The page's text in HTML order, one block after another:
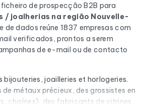
de prospecção B2B para
/ joalherias na região Nouvelle-
de dados reúne 1837 empresas com
verificados, prontos a serem
de e-mail ou de contacto
bijouteries, joailleries et horlogeries.
de métaux précieux, des grossistes en
chaînes), des fabricants de vitrines